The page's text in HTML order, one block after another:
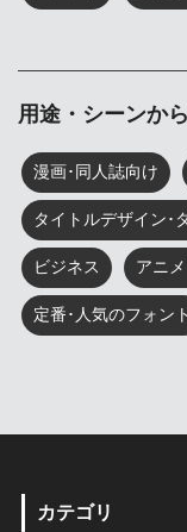
用途・シーンか
漫画･同人誌向け
タイトルデザイン･
ビジネス アニ
定番･人気のフォント
カテゴリ